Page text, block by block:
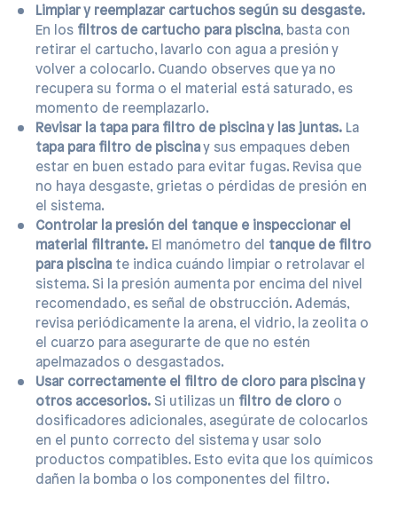
Limpiar y reemplazar cartuchos según su desgaste.
En los filtros de cartucho para piscina, basta con
retirar el cartucho, lavarlo con agua a presión y
volver a colocarlo. Cuando observes que ya no
recupera su forma o el material está saturado, es
momento de reemplazarlo.
Revisar la tapa para filtro de piscina y las juntas. La
tapa para filtro de piscinay sus empaques deben
estar en buen estado para evitar fugas. Revisa que
no haya desgaste, grietas o pérdidas de presión en
el sistema.
Controlar la presión del tanque e inspeccionar el
material filtrante. El manómetro del tanque de filtro
para piscina te indica cuándo limpiar o retrolavar el
sistema. Si la presión aumenta por encima del nivel
recomendado, es señal de obstrucción. Además,
revisa periódicamente la arena, el vidrio, la zeolita o
el cuarzo para asegurarte de que no estén
apelmazados o desgastados.
Usar correctamente el filtro de cloro para piscina y
otros accesorios. Si utilizas un filtro de cloro o
dosificadores adicionales, asegúrate de colocarlos
en el punto correcto del sistema y usar solo
productos compatibles. Esto evita que los químicos
dañen la bomba o los componentes del filtro.